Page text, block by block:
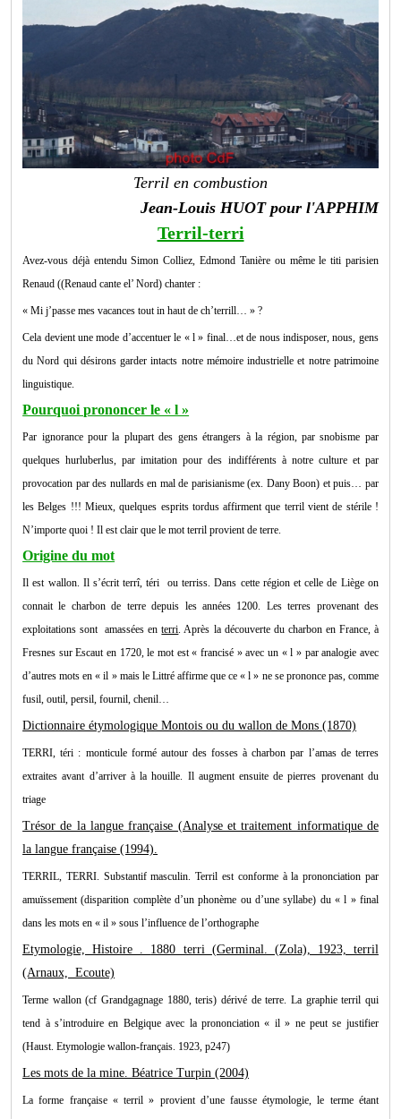
Terril en combustion
Jean-Louis HUOT pour l'APPHIM
Terril-terri
Avez-vous déjà entendu Simon Colliez, Edmond Tanière ou même le titi parisien
Renaud ((Renaud cante el’ Nord) chanter :
« Mi j’passe mes vacances tout in haut de ch’terrill… » ?
Cela devient une mode d’accentuer le « l » final…et de nous indisposer, nous, gens
du Nord qui désirons garder intacts notre mémoire industrielle et notre patrimoine
linguistique.
Pourquoi prononcer le « l »
Par ignorance pour la plupart des gens étrangers à la région, par snobisme par
quelques hurluberlus, par imitation pour des indifférents à notre culture et par
provocation par des nullards en mal de parisianisme (ex. Dany Boon) et puis… par
les Belges !!! Mieux, quelques esprits tordus affirment que terril vient de stérile !
N’importe quoi ! Il est clair que le mot terril provient de terre.
Origine du mot
Il est wallon. Il s’écrit terrî, téri ou terriss. Dans cette région et celle de Liège on
connait le charbon de terre depuis les années 1200. Les terres provenant des
exploitations sont amassées enterri. Après la découverte du charbon en France, à
Fresnes sur Escaut en 1720, le mot est « francisé » avec un « l » par analogie avec
d’autres mots en « il » mais le Littré affirme que ce « l » ne se prononce pas, comme
fusil, outil, persil, fournil, chenil…
Dictionnaire étymologique Montois ou du wallon de Mons (1870)
TERRI, téri : monticule formé autour des fosses à charbon par l’amas de terres
extraites avant d’arriver à la houille. Il augment ensuite de pierres provenant du
triage
Trésor de la langue française (Analyse et traitement informatique de
la langue française (1994).
TERRIL, TERRI. Substantif masculin. Terril est conforme à la prononciation par
amuïssement (disparition complète d’un phonème ou d’une syllabe) du « l » final
dans les mots en « il » sous l’influence de l’orthographe
Etymologie, Histoire . 1880 terri (Germinal. (Zola), 1923, terril
(Arnaux, Ecoute)
Terme wallon (cf Grandgagnage 1880, teris) dérivé de terre. La graphie terril qui
tend à s’introduire en Belgique avec la prononciation « il » ne peut se justifier
(Haust. Etymologie wallon-français. 1923, p247)
Les mots de la mine. Béatrice Turpin (2004)
La forme française « terril » provient d’une fausse étymologie, le terme étant